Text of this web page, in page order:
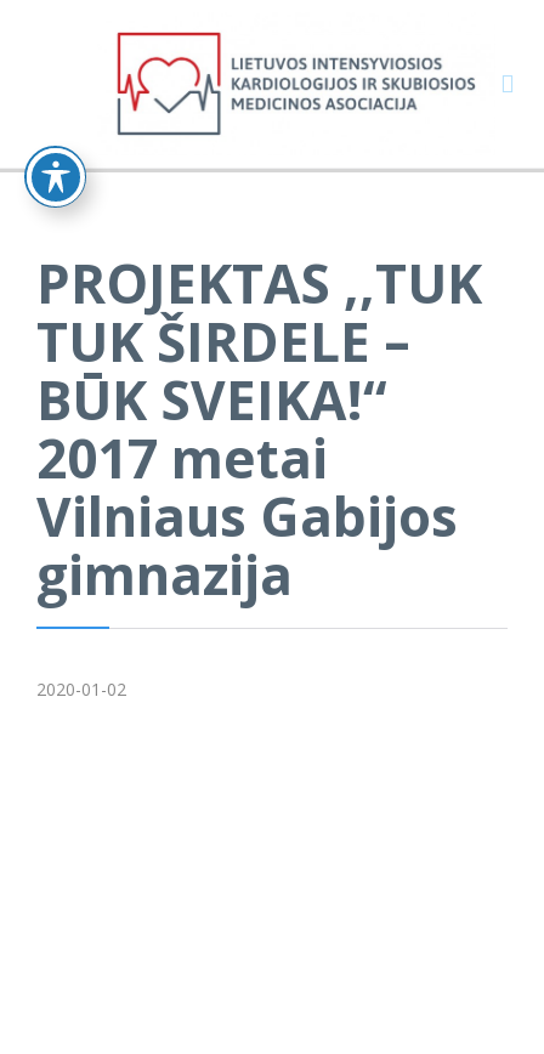

PROJEKTAS ,,TUK
TUK ŠIRDELE –
BŪK SVEIKA!“
2017 metai
Vilniaus Gabijos
gimnazija
2020-01-02